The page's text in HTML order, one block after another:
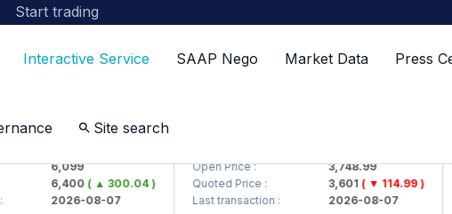
Start trading
Interactive Service SAAP Nego Market Data Press
Site search
6,099
6,400( ▲ 300.04 )
2026-08-07
Open Price :
3,748.99
Quoted Price :
3,601( ▼ 114.99 )
Last transaction :
2026-08-07